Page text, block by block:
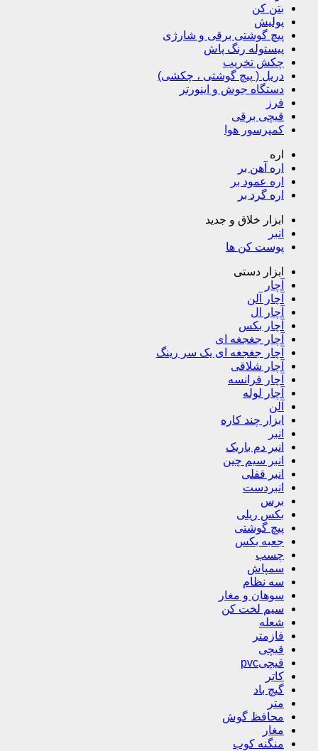
بتن کن
پولیش
پیچ گوشتی برقی و شارژی
پیستوله رنگ پاش
چکش تخریب
دریل ( پیچ گوشتی ، چکشی)
دستگاه جوش و اینورتر
فرز
قیچی برقی
کمپرسور هوا
اره
اره آهن بر
اره عمود بر
اره گرد بر
ابزار خلاق و جدید
انبر
پوست کن ها
ابزار دستی
آچار
آچار آلن
آچار ال
آچار بکس
آچار جغجغه ای
آچار جغجغه ای یک سر رینگ
آچار شلاقی
آچار فرانسه
آچار لوله
آلن
ابزار چند کاره
انبر
انبر دم باریک
انبر سیم چین
انبر قفلی
انبردست
برس
بکس ریلی
پیچ گوشتی
جعبه بکس
چسب
سمپاش
سه نظام
سوهان و مغار
سیم لخت کن
شعله
فازمتر
قیچی
قیچیpvc
کاتر
گیچ باد
متر
محافظ گوش
مغار
منگنه کوب